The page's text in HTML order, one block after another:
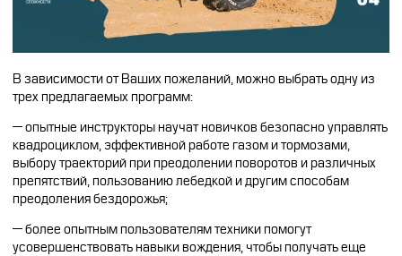
В зависимости от Ваших пожеланий, можно выбрать одну из
трех предлагаемых программ:
— опытные инструкторы научат новичков безопасно управлять
квадроциклом, эффективной работе газом и тормозами,
выбору траекторий при преодолении поворотов и различных
препятствий, пользованию лебедкой и другим способам
преодоления бездорожья;
— более опытным пользователям техники помогут
усовершенствовать навыки вождения, чтобы получать еще